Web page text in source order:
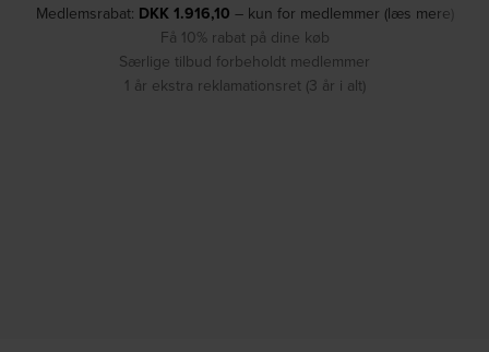
Medlemsrabat: DKK1.916,10 – kun for medlemmer (læs mere)
Få 10% rabat på dine køb
Særlige tilbud forbeholdt medlemmer
1 år ekstra reklamationsret (3 år i alt)